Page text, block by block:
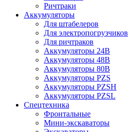
Ричтраки
Аккумуляторы
Для штабелеров
Для электропогрузчиков
Для ричтраков
Аккумуляторы 24В
Аккумуляторы 48В
Аккумуляторы 80В
Аккумуляторы PZS
Аккумуляторы PZSH
Аккумуляторы PZSL
Спецтехника
Фронтальные
Мини-экскаваторы